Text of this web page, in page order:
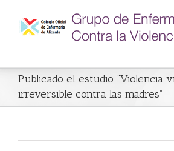
Publicado el estudio “Violencia
irreversible contra las madres”